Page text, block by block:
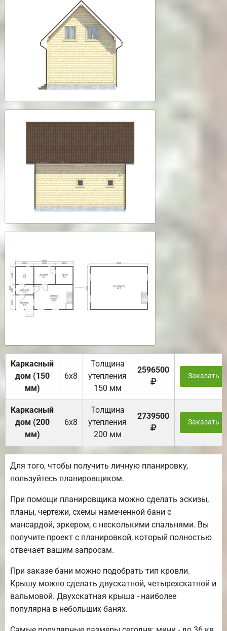
Каркасный
дом (150
мм)
6х8
Толщина
утепления
150 мм
2596500
Заказать
Каркасный
дом (200
мм)
6х8
Толщина
утепления
200 мм
2739500
Заказать
Для того, чтобы получить личную планировку,
пользуйтесь планировщиком.
При помощи планировщика можно сделать эскизы,
планы, чертежи, схемы намеченной бани с
мансардой, эркером, с несколькими спальнями. Вы
получите проект с планировкой, который полностью
отвечает вашим запросам.
При заказе бани можно подобрать тип кровли.
Крышу можно сделать двускатной, четырехскатной и
вальмовой. Двухскатная крыша - наиболее
популярна в небольших банях.